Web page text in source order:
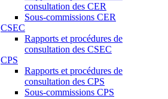
consultation des CER
Sous-commissions CER
CSEC
Rapports et procédures de
consultation des CSEC
CPS
Rapports et procédures de
consultation des CPS
Sous-commissions CPS